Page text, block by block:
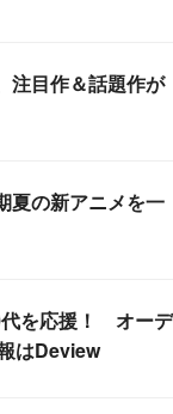
注目作＆話題作が
夏の新アニメを一
代を応援！ オーデ
はDeview